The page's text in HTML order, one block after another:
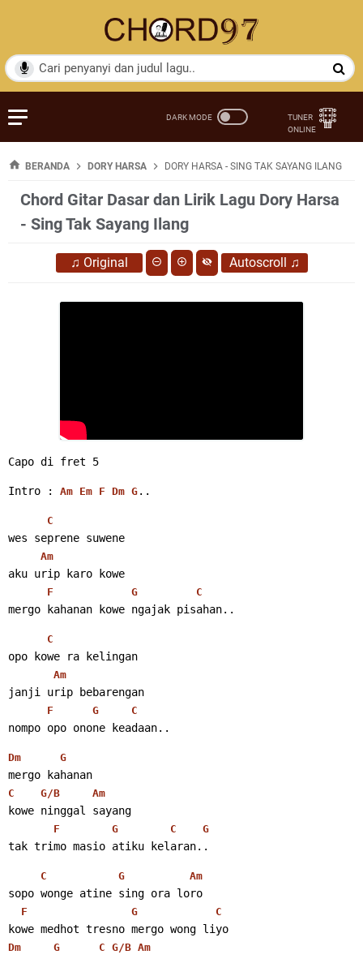
BERANDA DORY HARSA DORY HARSA - SING TAK SAYANG ILANG
Chord Gitar Dasar dan Lirik Lagu Dory Harsa
- Sing Tak Sayang Ilang
♫ Original Autoscroll ♫
Capo di fret 5
Intro : Am Em F Dm G ..
C
wes seprene suwene
Am
aku urip karo kowe
F G C
mergo kahanan kowe ngajak pisahan..
C
opo kowe ra kelingan
Am
janji urip bebarengan
F G C
nompo opo onone keadaan..
Dm G
mergo kahanan
C G/B Am
kowe ninggal sayang
F G C G
tak trimo masio atiku kelaran..
C G Am
sopo wonge atine sing ora loro
F G C
kowe medhot tresno mergo wong liyo
Dm G C G/B Am